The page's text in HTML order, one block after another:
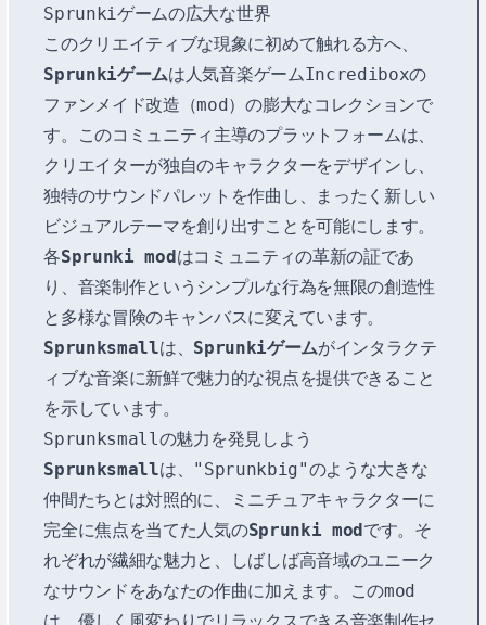
Sprunkiゲームの広大な世界
このクリエイティブな現象に初めて触れる方へ、
Sprunkiゲームは人気音楽ゲームIncrediboxの
ファンメイド改造（mod）の膨大なコレクションで
す。このコミュニティ主導のプラットフォームは、
クリエイターが独自のキャラクターをデザインし、
独特のサウンドパレットを作曲し、まったく新しい
ビジュアルテーマを創り出すことを可能にします。
各Sprunki mod はコミュニティの革新の証であ
り、音楽制作というシンプルな行為を無限の創造性
と多様な冒険のキャンバスに変えています。
Sprunksmallは、 Sprunkiゲームがインタラクテ
ィブな音楽に新鮮で魅力的な視点を提供できること
を示しています。
Sprunksmallの魅力を発見しよう
Sprunksmallは、"Sprunkbig"のような大きな
仲間たちとは対照的に、ミニチュアキャラクターに
完全に焦点を当てた人気のSprunki mod です。そ
れぞれが繊細な魅力と、しばしば高音域のユニーク
なサウンドをあなたの作曲に加えます。このmod